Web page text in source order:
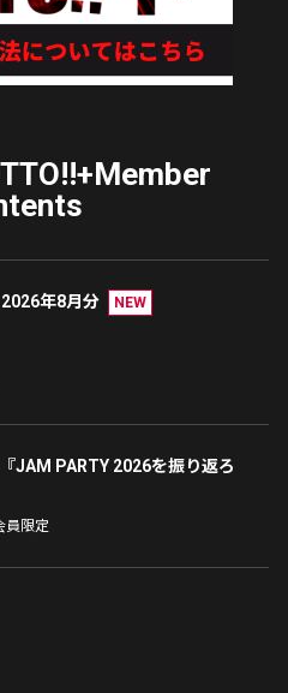
年8月分 NEW
JAM PARTY 2026を振り返ろ
員限定